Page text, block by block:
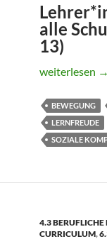
alle
13)
weiterlesen →
BEWEGUNG
LERNFREUDE
SOZIALE
4.3
CURRICULUM,